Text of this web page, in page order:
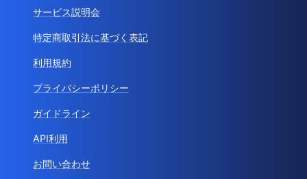
サービス説明会
特定商取引法に基づく表記
利用規約
プライバシーポリシー
ガイドライン
API利用
お問い合わせ